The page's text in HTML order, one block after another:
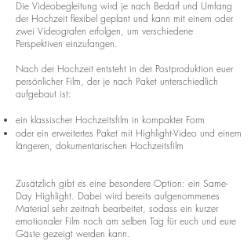
Die Videobegleitung wird je nach Bedarf und Umfang
der Hochzeit flexibel geplant und kann mit einem oder
zwei Videografen erfolgen, um verschiedene
Perspektiven einzufangen.
Nach der Hochzeit entsteht in der Postproduktion euer
persönlicher Film, der je nach Paket unterschiedlich
aufgebaut ist:
ein klassischer Hochzeitsfilm in kompakter Form
oder ein erweitertes Paket mit Highlight-Video und einem
längeren, dokumentarischen Hochzeitsfilm
Zusätzlich gibt es eine besondere Option: ein Same-
Day Highlight. Dabei wird bereits aufgenommenes
Material sehr zeitnah bearbeitet, sodass ein kurzer
emotionaler Film noch am selben Tag für euch und eure
Gäste gezeigt werden kann.